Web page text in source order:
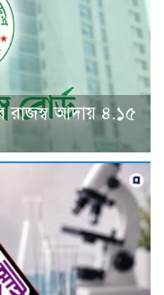
আদায় ৪.১৫